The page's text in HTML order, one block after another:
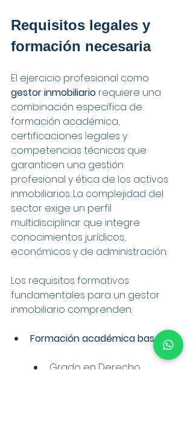
Requisitos legales y
formación necesaria
El ejercicio profesional como
gestor inmobiliario requiere una
combinación específica de
formación académica,
certificaciones legales y
competencias técnicas que
garanticen una gestión
profesional y ética de los activos
inmobiliarios. La complejidad del
sector exige un perfil
multidisciplinar que integre
conocimientos jurídicos,
económicos y de administración.
Los requisitos formativos
fundamentales para un gestor
inmobiliario comprenden:
Formación académica base
Grado en Derecho